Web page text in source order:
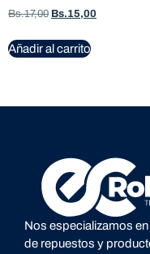
Bs.17,00 Bs.15,00
Añadir al carrito
Nos especializamos
de repuestos y